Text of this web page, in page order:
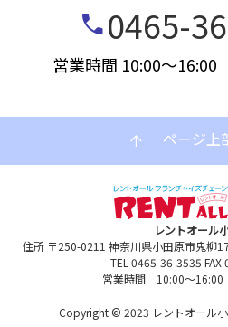
call0465-
営業時間 10:00～16:00
arrow_upward ページ上
レントオール
住所 〒250-0211 神奈川県小田原市鬼柳
TEL 0465-36-3535 FAX
営業時間 10:00～16:00
Copyright © 2023 レントオール小